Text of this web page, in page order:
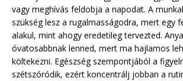
vagy meghívás feldobja a napodat. A
szükség lesz a rugalmasságodra, mert egy
alakul, mint ahogy eredetileg tervezted.
óvatosabbnak lenned, mert ma hajlamos
költekezni. Egészség szempontjából a
szétszóródik, ezért koncentrálj jobban a